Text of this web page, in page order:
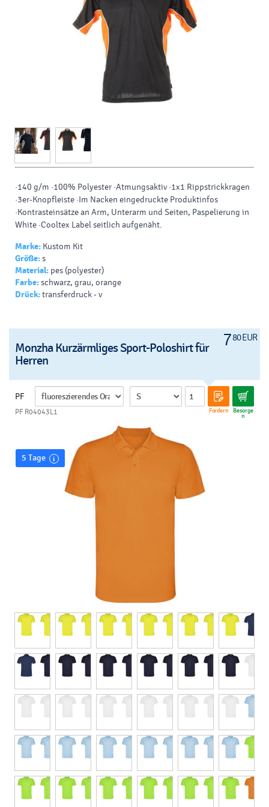
·140 g/m ·100% Polyester ·Atmungsaktiv ·1x1 Rippstrickkragen
·3er-Knopfleiste ·Im Nacken eingedruckte Produktinfos
·Kontrasteinsätze an Arm, Unterarm und Seiten, Paspelierung in
White ·Cooltex Label seitlich aufgenäht.
Marke: Kustom Kit
Größe:s
Material: pes (polyester)
Farbe:schwarz, grau, orange
Drück:transferdruck - v
780 EUR
Monzha Kurzärmliges Sport-Poloshirt für
Herren
PF
Fordern Besorge
n
PF R04043L1
5 Tage